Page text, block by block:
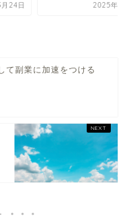
24日 2025年5
て副業に加速をつける